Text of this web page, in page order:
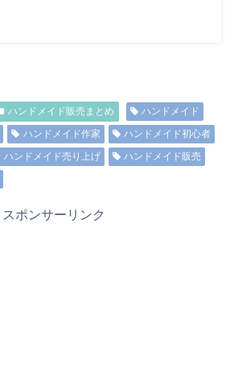
ハンドメイド販売まとめ
ハンドメイド
ハンドメイド作家
ハンドメイド初心者
ハンドメイド売り上げ
ハンドメイド販売
スポンサーリンク